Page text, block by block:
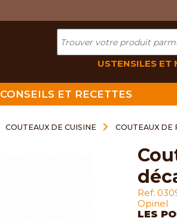
USTENSILES ET
CONSEILS ET RECETTES
COUTEAUX DE CUISINE COUTEAUX DE
couteau tire-bouchon
Ref:
Opinel
LES